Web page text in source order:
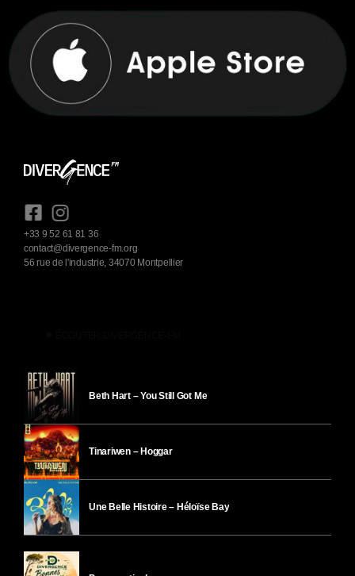
+33 9 52 61 81 36
contact@divergence-fm.org
56 rue de l'industrie, 34070 Montpellier
Beth Hart – You Still Got Me
Tinariwen – Hoggar
Une Belle Histoire – Héloïse Bay